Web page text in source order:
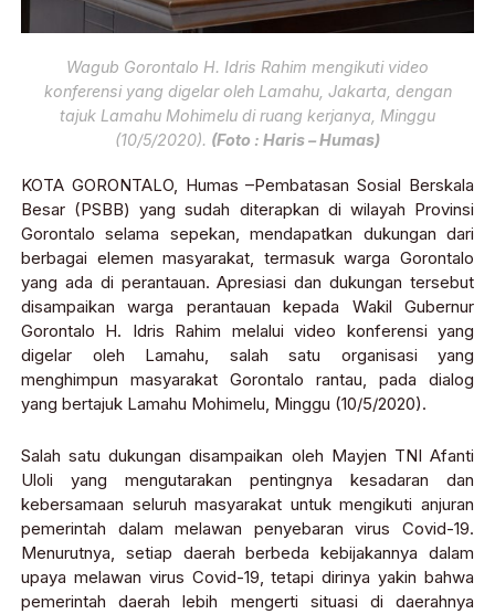
Wagub Gorontalo H. Idris Rahim mengikuti video
konferensi yang digelar oleh Lamahu, Jakarta, dengan
tajuk Lamahu Mohimelu di ruang kerjanya, Minggu
(10/5/2020). (Foto : Haris – Humas)
KOTA GORONTALO, Humas –Pembatasan Sosial Berskala
Besar (PSBB) yang sudah diterapkan di wilayah Provinsi
Gorontalo selama sepekan, mendapatkan dukungan dari
berbagai elemen masyarakat, termasuk warga Gorontalo
yang ada di perantauan. Apresiasi dan dukungan tersebut
disampaikan warga perantauan kepada Wakil Gubernur
Gorontalo H. Idris Rahim melalui video konferensi yang
digelar oleh Lamahu, salah satu organisasi yang
menghimpun masyarakat Gorontalo rantau, pada dialog
yang bertajuk Lamahu Mohimelu, Minggu (10/5/2020).
Salah satu dukungan disampaikan oleh Mayjen TNI Afanti
Uloli yang mengutarakan pentingnya kesadaran dan
kebersamaan seluruh masyarakat untuk mengikuti anjuran
pemerintah dalam melawan penyebaran virus Covid-19.
Menurutnya, setiap daerah berbeda kebijakannya dalam
upaya melawan virus Covid-19, tetapi dirinya yakin bahwa
pemerintah daerah lebih mengerti situasi di daerahnya